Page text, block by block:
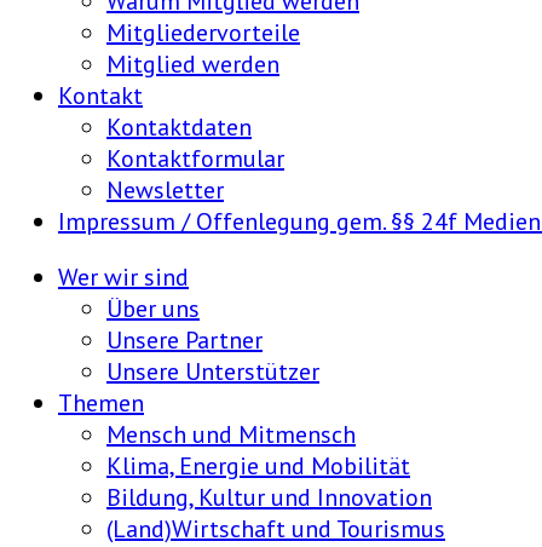
Mitgliedervorteile
Mitglied werden
Kontakt
Kontaktdaten
Kontaktformular
Newsletter
Impressum / Offenlegung gem. §§ 24f
Wer wir sind
Über uns
Unsere Partner
Unsere Unterstützer
Themen
Mensch und Mitmensch
Klima, Energie und Mobilität
Bildung, Kultur und Innovation
(Land)Wirtschaft und Tourismus